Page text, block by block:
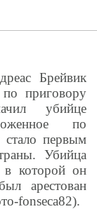
Брейвик
приговору
убийце
по
стало первым
Убийца
в которой он
арестован
fonseca82).